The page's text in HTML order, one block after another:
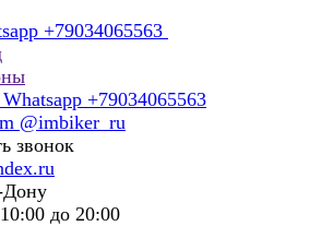
+79034065563
+79034065563
@imbiker_ru
звонок
Дону
до 20:00